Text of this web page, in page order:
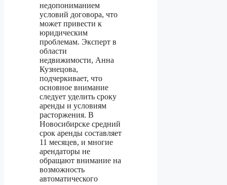
недопониманием
условий договора, что
может привести к
юридическим
проблемам. Эксперт в
области
недвижимости, Анна
Кузнецова,
подчеркивает, что
основное внимание
следует уделить сроку
аренды и условиям
расторжения. В
Новосибирске средний
срок аренды составляет
11 месяцев, и многие
арендаторы не
обращают внимание на
возможность
автоматического